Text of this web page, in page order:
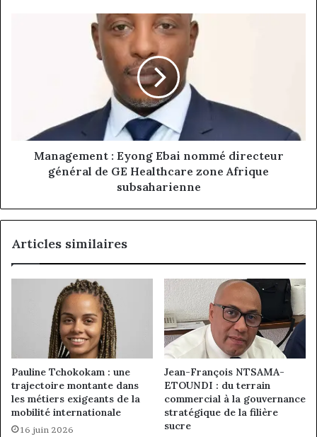
Healthcare
Management : Eyong Ebai nommé directeur
général de GE Healthcare zone Afrique
subsaharienne
Articles similaires
Pauline Tchokokam : une
trajectoire montante dans
les métiers exigeants de la
mobilité internationale
16 juin 2026
Jean-François NTSAMA-
ETOUNDI : du terrain
commercial à la gouvernance
stratégique de la filière
sucre